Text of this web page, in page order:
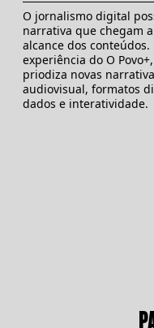
O jornalismo digital
narrativa que chegam
alcance dos conteúdos.
experiência do O
priodiza novas
audiovisual, formatos
dados e interatividade.